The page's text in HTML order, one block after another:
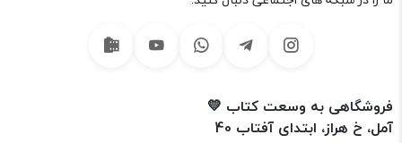
فروشگاهی به وسعت کتاب 💛
آمل، خ هراز، ابتدای آفتاب 40